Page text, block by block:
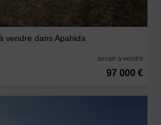
vendre dans Apahida
terrain à vendre
97 000 €